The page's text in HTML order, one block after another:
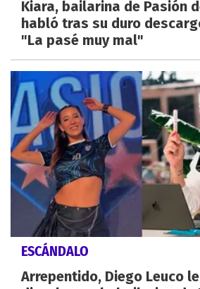
Kiara, bailarina de Pasión
habló tras su duro
"La pasé muy mal"
ESCÁNDALO
Arrepentido, Diego Leuco